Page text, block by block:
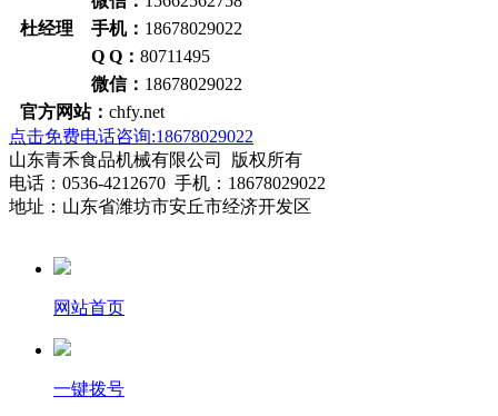
杜经理 手机： 18678029022
Q Q： 80711495
微信： 18678029022
官方网站： chfy.net
点击免费电话咨询:18678029022
山东青禾食品机械有限公司 版权所有
电话：0536-4212670 手机：18678029022
地址：山东省潍坊市安丘市经济开发区
网站首页
一键拨号